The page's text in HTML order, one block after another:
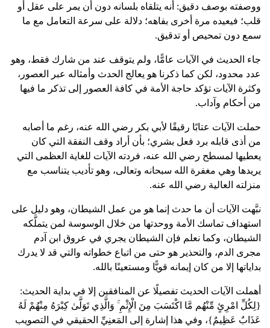
ووصفته بوصف دقيق: أنه يتلقاه بلسانه دون أن يمر على عقل أو
قلب؛ فيعيده مرة أخرى بفاهه؛ دلالة على سرعة التعامل مع ما
سمع دون تمحيص أو تدقيق.
جاء الحديث في الآيات عامًّا، ولم يتوقف عند من شارك فقط، وهو
عدد محدود، لكن كما ذكرنا هو يعالج الحدث وأمثاله عبر العصور،
وكثرة الآيات تؤكد حاجة الأمة في كافة العصور إلى تذكر ما فيها
من أحكام وآداب.
حملت الآيات عتابًا رقيقًا لأبي بكر رضي الله عنه، رغم ما أصابه
من أذى قابله برد فعل بشري؛ بأن أراد وقف النفقة التي كان
يعطيها لمسطح رضي الله عنه، فردته الآيات للغاية العظمى التي
يريدها وهي مغفرة الله سبحانه وتعالى، وهو تأديب يتناسب مع
منزلته العالية رضي الله عنه.
نبَّهت الآيات أن ما حدث إنما هو من عمل الشيطان، وهو دليل على
استهداف تماسك الأمة ووحدتها من خلال الوسوسة لمن يتملَّكه
الشيطان، وكما نعلم فإن الشيطان يجري في عروق ابن آدم
مجرى الدم، والتحذير هو حتى من اتباع خطواته والتي قد لا يدرك
بداياتها إلا من كان إيمانه قويًّا ومستعينًا بالله.
أهملت الآيات الحديث تفصيلًا عن المنافقين إلا في بداية الحديث:
{لِكُلِّ امْرِئٍ مِّنْهُم مَّا اكْتَسَبَ مِنَ الْإِثْمِ ۚ وَالَّذِي تَوَلَّىٰ كِبْرَهُ مِنْهُمْ لَهُ
عَذَابٌ عَظِيمٌ}، وفي هذا إشارة إلى المَعنِيِّ الحقيقي في التصويب